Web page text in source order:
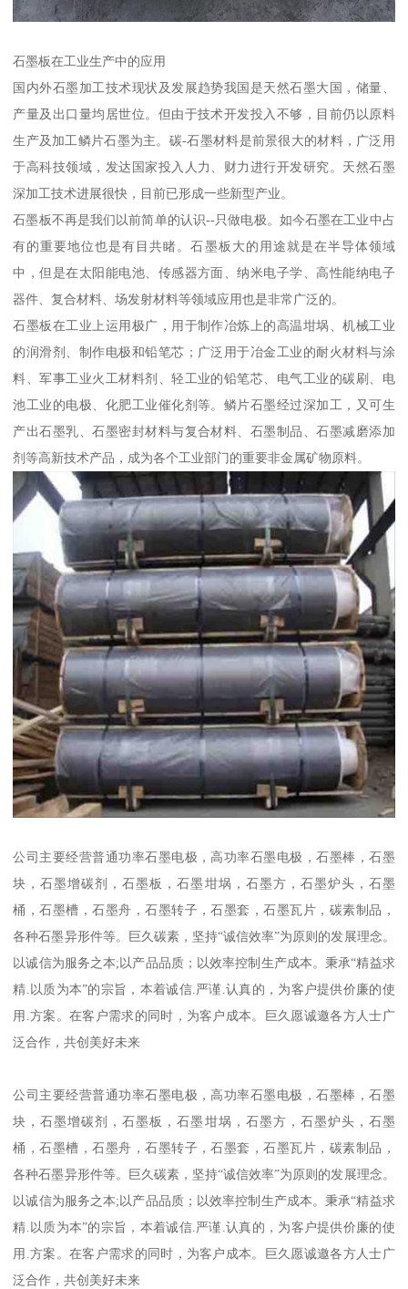
石墨板在工业生产中的应用
国内外石墨加工技术现状及发展趋势我国是天然石墨大国，储量、
产量及出口量均居世位。但由于技术开发投入不够，目前仍以原料
生产及加工鳞片石墨为主。碳-石墨材料是前景很大的材料，广泛用
于高科技领域，发达国家投入人力、财力进行开发研究。天然石墨
深加工技术进展很快，目前已形成一些新型产业。
石墨板不再是我们以前简单的认识--只做电极。如今石墨在工业中占
有的重要地位也是有目共睹。石墨板大的用途就是在半导体领域
中，但是在太阳能电池、传感器方面、纳米电子学、高性能纳电子
器件、复合材料、场发射材料等领域应用也是非常广泛的。
石墨板在工业上运用极广，用于制作冶炼上的高温坩埚、机械工业
的润滑剂、制作电极和铅笔芯；广泛用于冶金工业的耐火材料与涂
料、军事工业火工材料剂、轻工业的铅笔芯、电气工业的碳刷、电
池工业的电极、化肥工业催化剂等。鳞片石墨经过深加工，又可生
产出石墨乳、石墨密封材料与复合材料、石墨制品、石墨减磨添加
剂等高新技术产品，成为各个工业部门的重要非金属矿物原料。
公司主要经营普通功率石墨电极，高功率石墨电极，石墨棒，石墨
块，石墨增碳剂，石墨板，石墨坩埚，石墨方，石墨炉头，石墨
桶，石墨槽，石墨舟，石墨转子，石墨套，石墨瓦片，碳素制品，
各种石墨异形件等。巨久碳素，坚持“诚信效率”为原则的发展理念。
以诚信为服务之本;以产品品质；以效率控制生产成本。秉承“精益求
精.以质为本”的宗旨，本着诚信.严谨.认真的，为客户提供价廉的使
用.方案。在客户需求的同时，为客户成本。巨久愿诚邀各方人士广
泛合作，共创美好未来
公司主要经营普通功率石墨电极，高功率石墨电极，石墨棒，石墨
块，石墨增碳剂，石墨板，石墨坩埚，石墨方，石墨炉头，石墨
桶，石墨槽，石墨舟，石墨转子，石墨套，石墨瓦片，碳素制品，
各种石墨异形件等。巨久碳素，坚持“诚信效率”为原则的发展理念。
以诚信为服务之本;以产品品质；以效率控制生产成本。秉承“精益求
精.以质为本”的宗旨，本着诚信.严谨.认真的，为客户提供价廉的使
用.方案。在客户需求的同时，为客户成本。巨久愿诚邀各方人士广
泛合作，共创美好未来